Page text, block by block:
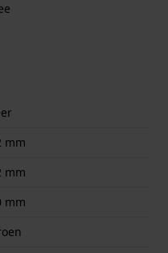
mm
mm
mm